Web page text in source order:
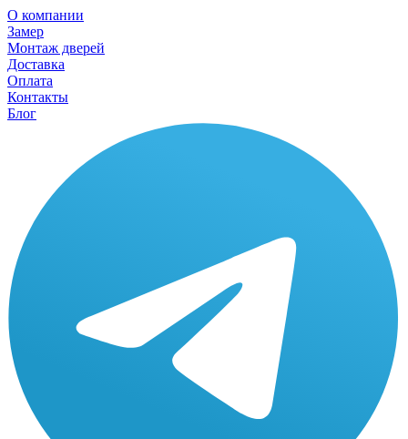
О компании
Замер
Монтаж дверей
Доставка
Оплата
Контакты
Блог